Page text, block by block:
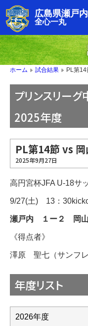
広島県瀬戸
全心一丸
ホーム ▶ 試合結果 ▶
プリンスリーグ
2025年度
PL第14節 vs 岡
2025年9月27日
高円宮杯JFA U-18サ
9/27(土) 13：
瀬戸内 １ー２ 岡山
《得点者》
澤原 聖七（サンフレ
年度リスト
2026年度